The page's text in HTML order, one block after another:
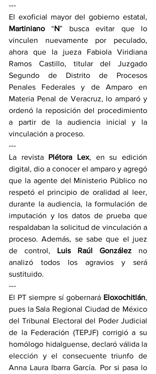
---
Martiniano “N” busca evitar que lo
vinculen nuevamente por peculado,
ahora que la jueza Fabiola Viridiana
Ramos Castillo, titular del Juzgado
Segundo de Distrito de Procesos
Penales Federales y de Amparo en
Materia Penal de Veracruz, lo amparó y
ordenó la reposición del procedimiento
a partir de la audiencia inicial y la
vinculación a proceso.
---
La revista Plétora Lex, en su edición
digital, dio a conocer el amparo y agregó
que la agente del Ministerio Público no
respetó el principio de oralidad al leer,
durante la audiencia, la formulación de
imputación y los datos de prueba que
respaldaban la solicitud de vinculación a
proceso. Además, se sabe que el juez
de control, Luis Raúl González no
analizó todos los agravios y será
sustituido.
---
El PT siempre sí gobernará Eloxochitlán,
pues la Sala Regional Ciudad de México
del Tribunal Electoral del Poder Judicial
de la Federación (TEPJF) corrigió a su
homólogo hidalguense, declaró válida la
elección y el consecuente triunfo de
Anna Laura Ibarra García. Por si pasa lo